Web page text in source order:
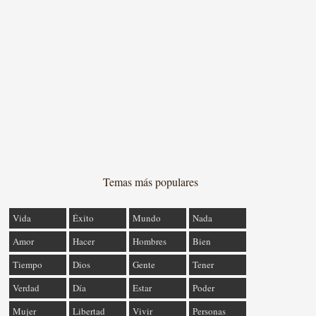
Temas más populares
Vida Éxito Mundo
Nada
Amor
Hacer Hombres
Bien
Tiempo
Dios Gente
Tener
Verdad
Día Estar
Poder
Mujer
Libertad Vivir Personas